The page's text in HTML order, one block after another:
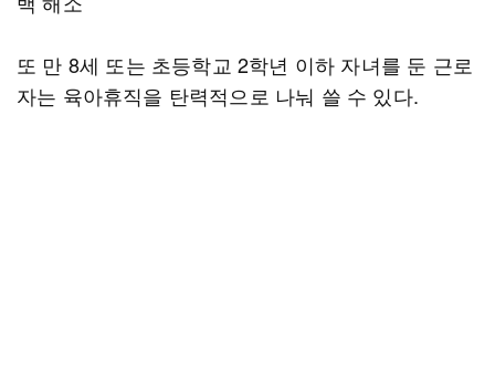
또 만 8세 또는 초등학교 2학년 이하 자녀를 둔 근로
자는 육아휴직을 탄력적으로 나눠 쓸 수 있다.